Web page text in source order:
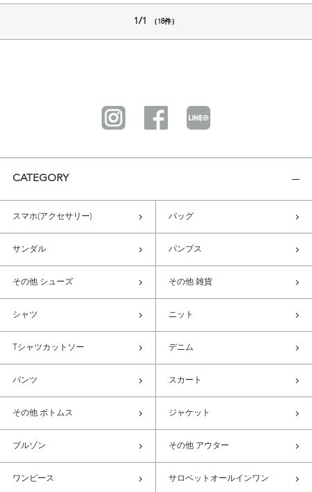
1/1 （18件）
CATEGORY
スマホ(アクセサリー) バッグ
サンダル パンプス
その他 シューズ その他 雑貨
シャツ ニット
Tシャツカットソー デニム
パンツ スカート
その他 ボトムス ジャケット
ブルゾン その他 アウター
ワンピース サロペットオールインワン